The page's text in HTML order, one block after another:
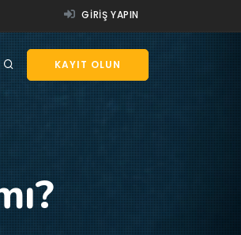
GIRIŞ YAPIN
KAYIT OLUN